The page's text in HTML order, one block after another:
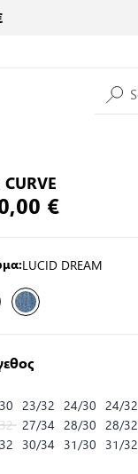
CURVE
€
LUCID DREAM
23/32 24/30 24/32
27/34 28/30 28/32
30/34 31/30 31/32